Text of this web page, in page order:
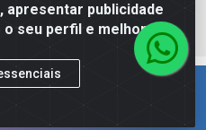
apresentar publicidade
seu perfil e melhorar a
CAPIXABA.
TERRITÓRIO!